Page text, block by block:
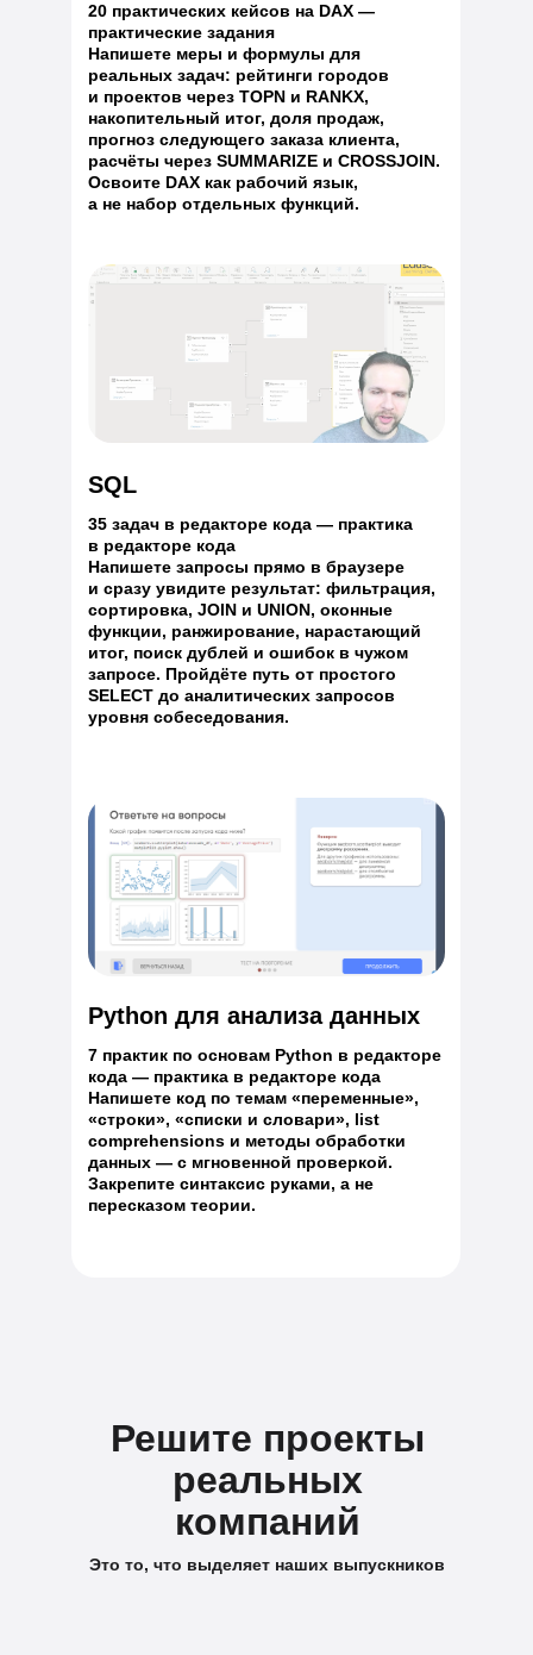
SQL
35 задач в редакторе кода — практика
в редакторе кода
Напишете запросы прямо в браузере
и сразу увидите результат: фильтрация,
сортировка, JOIN и UNION, оконные
функции, ранжирование, нарастающий
итог, поиск дублей и ошибок в чужом
запросе. Пройдёте путь от простого
SELECT до аналитических запросов
уровня собеседования.
Python для анализа данных
7 практик по основам Python в редакторе
кода — практика в редакторе кода
Напишете код по темам «переменные»,
«строки», «списки и словари», list
comprehensions и методы обработки
данных — с мгновенной проверкой.
Закрепите синтаксис руками, а не
пересказом теории.
20 практических кейсов на DAX —
практические задания
Напишете меры и формулы для
реальных задач: рейтинги городов
и проектов через TOPN и RANKX,
накопительный итог, доля продаж,
прогноз следующего заказа клиента,
расчёты через SUMMARIZE и CROSSJOIN.
Освоите DAX как рабочий язык,
а не набор отдельных функций.
Это то, что выделяет наших выпускников
Решите проекты
реальных
компаний